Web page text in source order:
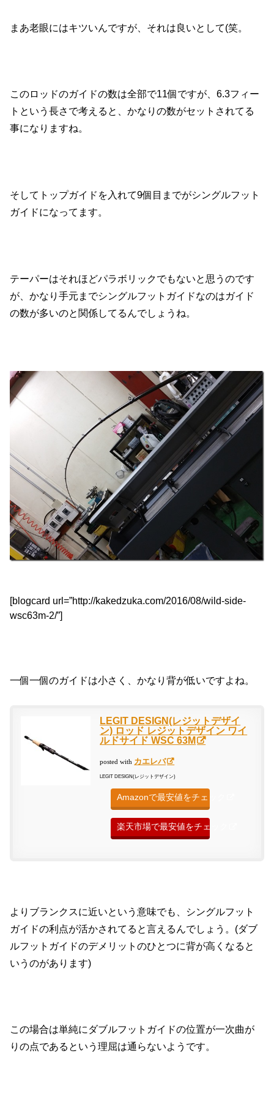
まあ老眼にはキツいんですが、それは良いとして(笑。
このロッドのガイドの数は全部で11個ですが、6.3フィー
トという長さで考えると、かなりの数がセットされてる
事になりますね。
そしてトップガイドを入れて9個目までがシングルフット
ガイドになってます。
テーパーはそれほどパラボリックでもないと思うのです
が、かなり手元までシングルフットガイドなのはガイド
の数が多いのと関係してるんでしょうね。
[blogcard url=”http://kakedzuka.com/2016/08/wild-side-
wsc63m-2/”]
一個一個のガイドは小さく、かなり背が低いですよね。
LEGIT DESIGN(レジットデザイ
ン) ロッド レジットデザイン ワイ
ルドサイド WSC 63M
posted with カエレバ
LEGIT DESIGN(レジットデザイン)
Amazonで最安値をチェック
楽天市場で最安値をチェック
よりブランクスに近いという意味でも、シングルフット
ガイドの利点が活かされてると言えるんでしょう。(ダブ
ルフットガイドのデメリットのひとつに背が高くなると
いうのがあります)
この場合は単純にダブルフットガイドの位置が一次曲が
りの点であるという理屈は通らないようです。